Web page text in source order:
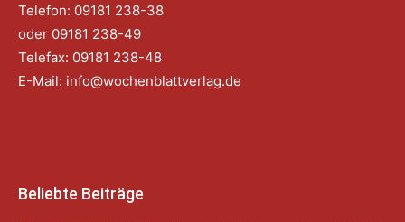
Telefon: 09181 238-38
oder 09181 238-49
Telefax: 09181 238-48
E-Mail: info@wochenblattverlag.de
Beliebte Beiträge